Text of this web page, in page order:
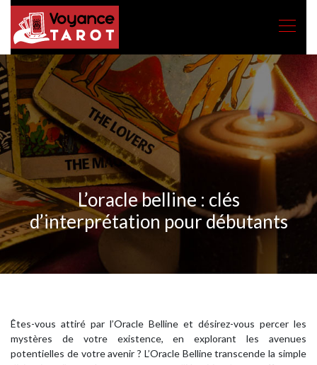
L’oracle belline : clés
d’interprétation pour débutants
Êtes-vous attiré par l’Oracle Belline et désirez-vous percer les
mystères de votre existence, en explorant les avenues
potentielles de votre avenir ? L’Oracle Belline transcende la simple